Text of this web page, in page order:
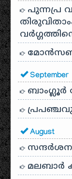
പുന്നപ്ര
മോൻസൺ
September
ബാംഗ്ലൂർ
August
മലബാർ